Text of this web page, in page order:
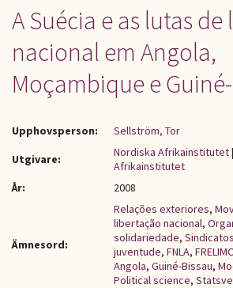
OM OSS
A Suécia e as lutas
nacional em Angola,
Moçambique e
Upphovsperson:
Sellström, Tor
Utgivare:
Nordiska Afrikainstitutet|
Afrikainstitutet
År:
2008
Ämnesord:
Relações exteriores,
libertação nacional,
solidariedade, Sindicatos
juventude, FNLA,
Angola, Guiné-Bissau,
Political science,